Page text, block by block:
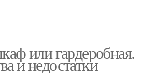
или гардеробная.
и недостатки